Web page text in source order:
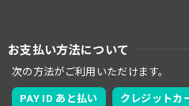
お支払い方法について
次の方法がご利用いただけます。
PAY ID あと払い クレジットカ